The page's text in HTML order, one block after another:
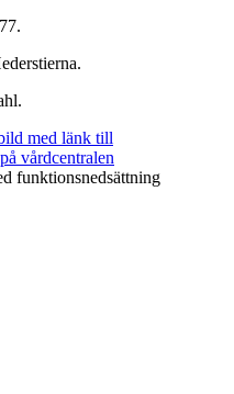
funktionsnedsättning